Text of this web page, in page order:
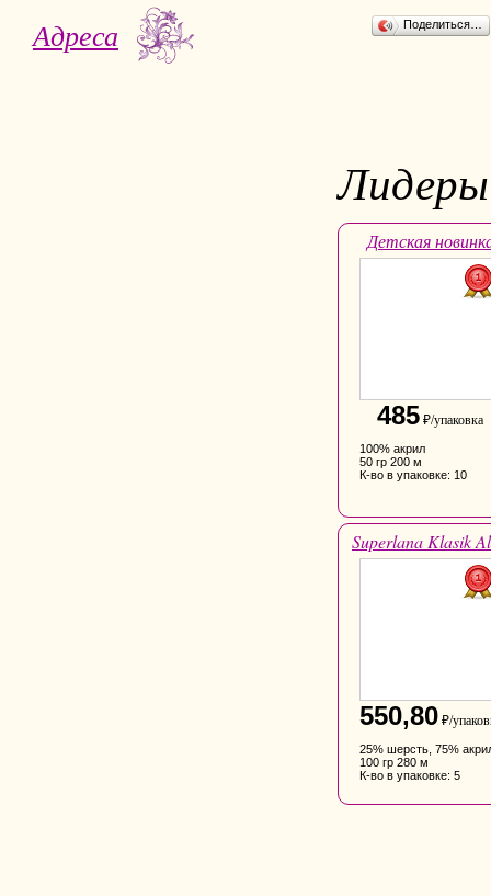
Адреса Поделиться…
Детская
485 ₽/упаковка
100% акрил
50 гр 200 м
К-во в упаковке: 10
Superlana Klasik
550,80 ₽/
25% шерсть, 75%
100 гр 280 м
К-во в упаковке: 5